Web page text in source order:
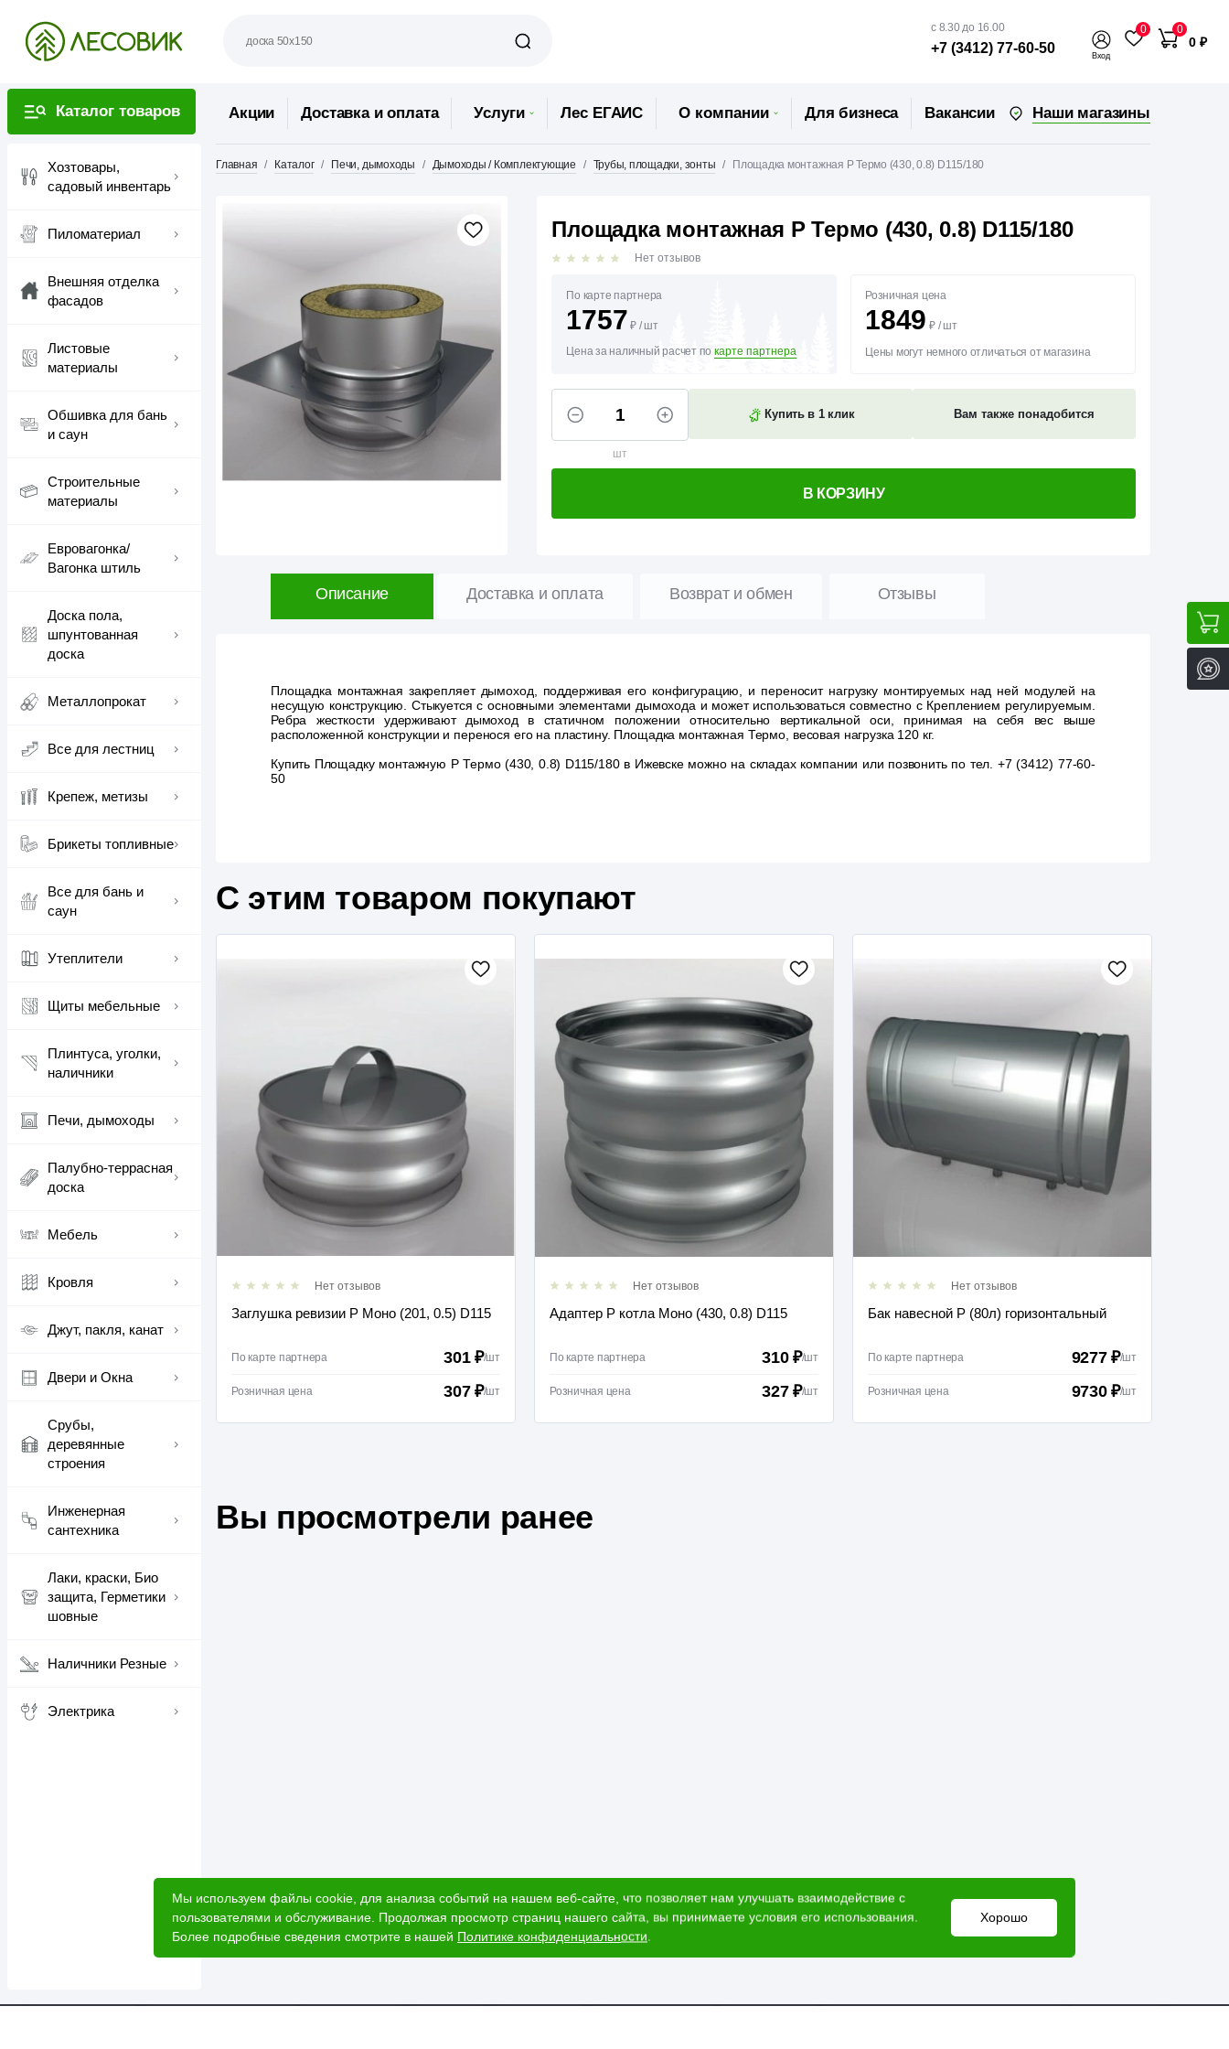
с 8.30 до 16.00
+7 (3412) 77-60-50 Вход
0 0
0 ₽
Каталог товаров
Хозтовары,
садовый инвентарь
Пиломатериал
Внешняя отделка
фасадов
Листовые
материалы
Обшивка для бань
и саун
Строительные
материалы
Евровагонка/
Вагонка штиль
Доска пола,
шпунтованная
доска
Металлопрокат
Все для лестниц
Крепеж, метизы
Брикеты топливные
Все для бань и
саун
Утеплители
Щиты мебельные
Плинтуса, уголки,
наличники
Печи, дымоходы
Палубно-террасная
доска
Мебель
Кровля
Джут, пакля, канат
Двери и Окна
Срубы,
деревянные
строения
Инженерная
сантехника
Лаки, краски, Био
защита, Герметики
шовные
Наличники Резные
Электрика
Акции Доставка и оплата Услуги Лес ЕГАИС О компании Для бизнеса Вакансии Наши магазины
Главная Каталог Печи, дымоходы Дымоходы / Комплектующие Трубы, площадки, зонты Площадка монтажная Р Термо (430, 0.8) D115/180
Площадка монтажная Р Термо (430, 0.8) D115/180
Нет отзывов
По карте партнера
1757 ₽ / шт
Цена за наличный расчет по карте партнера
Розничная цена
1849 ₽ / шт
Цены могут немного отличаться от магазина
шт
Купить в 1 клик Вам также понадобится
В КОРЗИНУ
Описание Доставка и оплата Возврат и обмен Отзывы
Площадка монтажная закрепляет дымоход, поддерживая его конфигурацию, и переносит нагрузку монтируемых над ней модулей на
несущую конструкцию. Стыкуется с основными элементами дымохода и может использоваться совместно с Креплением регулируемым.
Ребра жесткости удерживают дымоход в статичном положении относительно вертикальной оси, принимая на себя вес выше
расположенной конструкции и перенося его на пластину. Площадка монтажная Термо, весовая нагрузка 120 кг.
Купить Площадку монтажную Р Термо (430, 0.8) D115/180 в Ижевске можно на складах компании или позвонить по тел. +7 (3412) 77-60-
50
С этим товаром покупают
отзывов Нет отзывов
Заглушка ревизии Р Моно (201, 0.5) D115
По карте партнера 301 ₽/шт
Розничная цена 307 ₽/шт
Нет отзывов
Адаптер Р котла Моно (430, 0.8) D115
По карте партнера 310 ₽/шт
Розничная цена 327 ₽/шт
Нет отзывов
Бак навесной Р (80л) горизонтальный
По карте партнера 9277 ₽/шт
Розничная цена 9730 ₽/шт
Вы просмотрели ранее
Мы используем файлы cookie, для анализа событий на нашем веб-сайте, что позволяет нам улучшать взаимодействие с
пользователями и обслуживание. Продолжая просмотр страниц нашего сайта, вы принимаете условия его использования.
Более подробные сведения смотрите в нашей Политике конфиденциальности.
Хорошо